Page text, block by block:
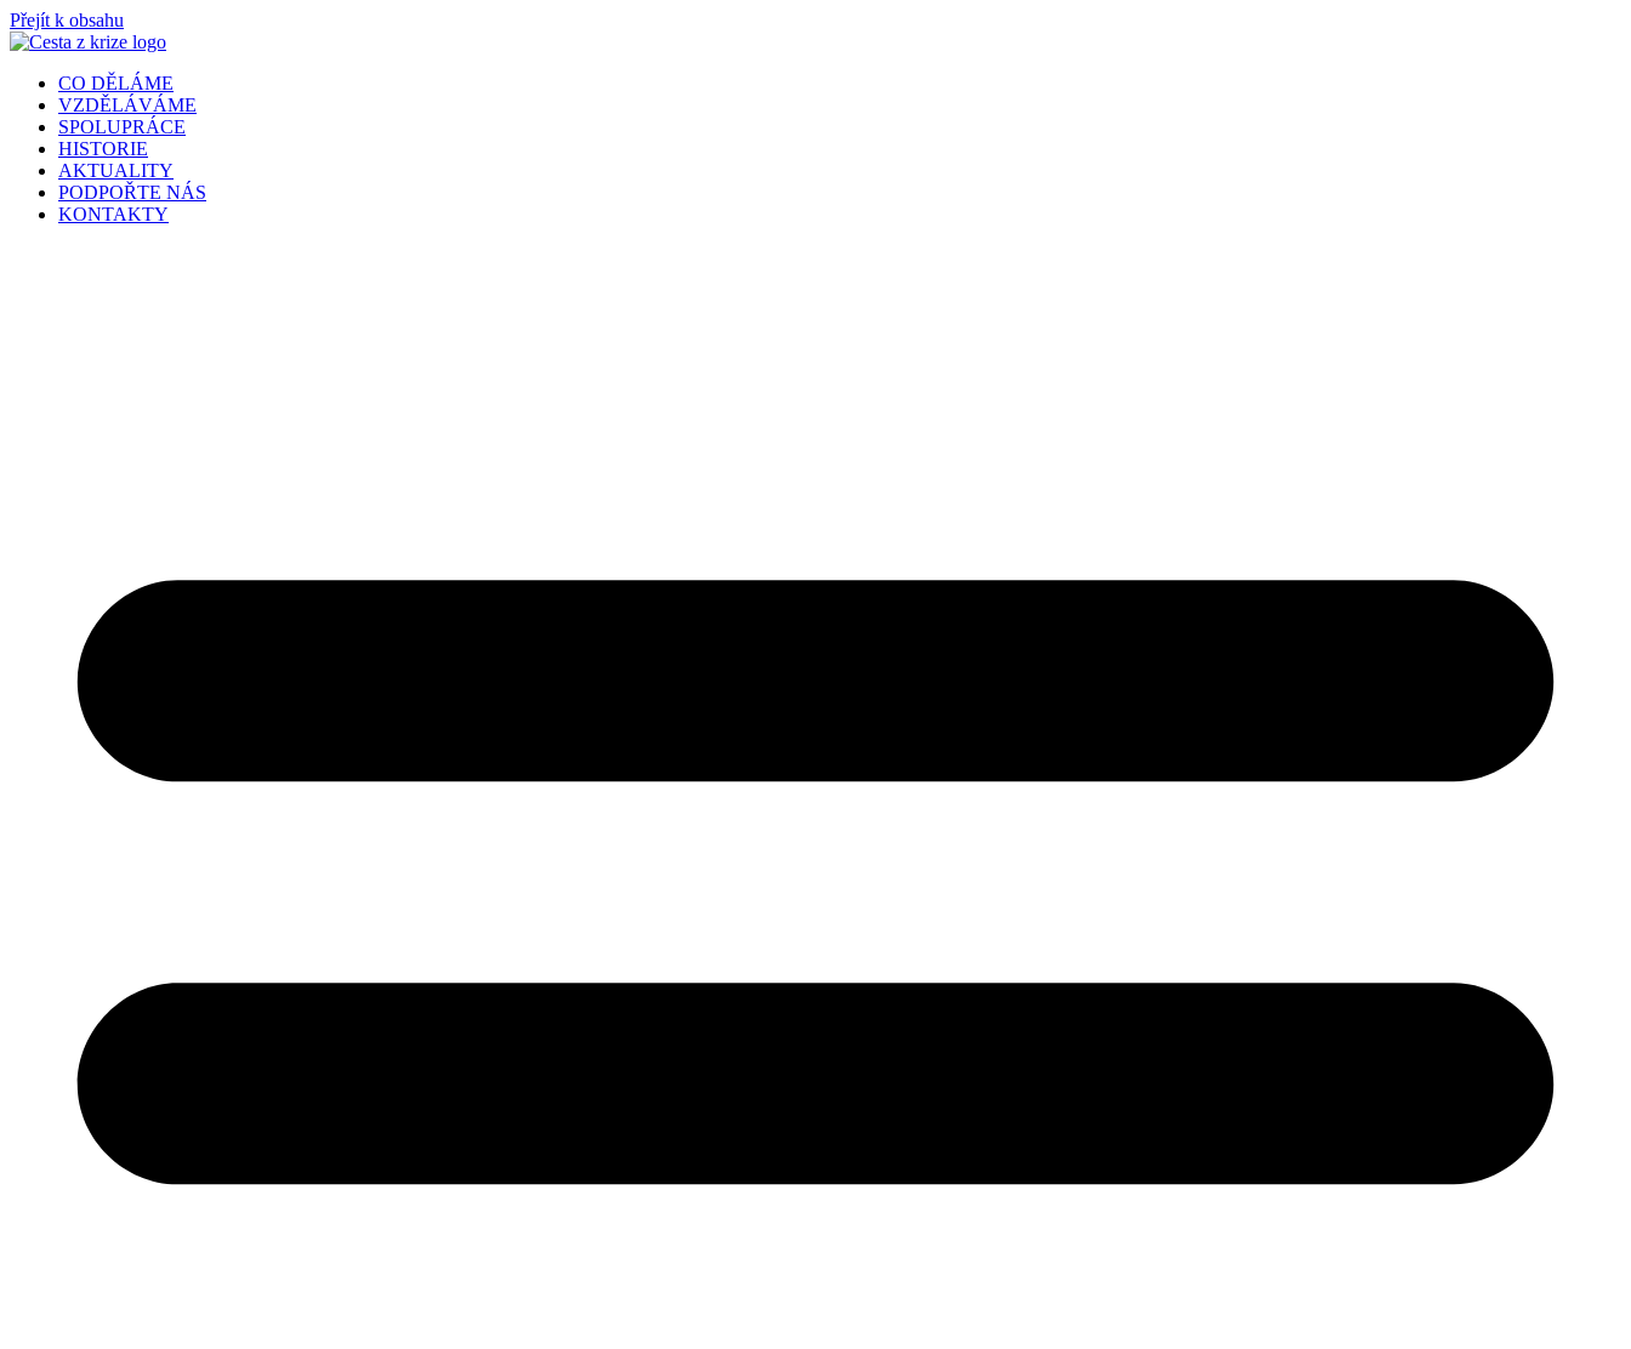
Přejít k obsahu
CO DĚLÁME
VZDĚLÁVÁME
SPOLUPRÁCE
HISTORIE
AKTUALITY
PODPOŘTE NÁS
KONTAKTY